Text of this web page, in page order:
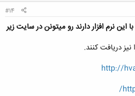
#14
نرم افزار دارند رو میتونن در سایت زیر
دریافت کنند.
http://